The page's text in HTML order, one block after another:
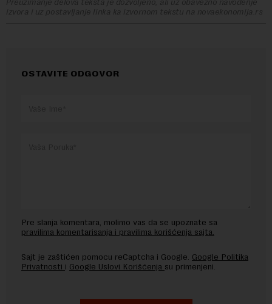
izvora i uz postavljanje linka ka izvornom tekstu na novaekonomija.rs
OSTAVITE ODGOVOR
Pre slanja komentara, molimo vas da se upoznate sa
pravilima komentarisanja i pravilima korišćenja sajta.
Sajt je zaštićen pomocu reCaptcha i Google. Google Politika
Privatnosti i Google Uslovi Korišćenja su primenjeni.